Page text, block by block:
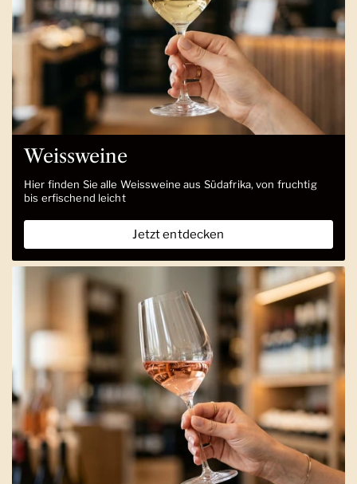
Weissweine
Hier finden Sie alle Weissweine aus Südafrika, von fruchtig
bis erfischend leicht
Jetzt entdecken